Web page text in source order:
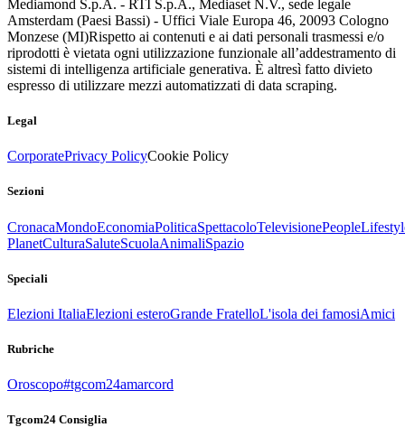
Mediamond S.p.A. - RTI S.p.A., Mediaset N.V., sede legale
Amsterdam (Paesi Bassi) - Uffici Viale Europa 46, 20093 Cologno
Monzese (MI)Rispetto ai contenuti e ai dati personali trasmessi e/o
riprodotti è vietata ogni utilizzazione funzionale all’addestramento di
sistemi di intelligenza artificiale generativa. È altresì fatto divieto
espresso di utilizzare mezzi automatizzati di data scraping.
Legal
CorporatePrivacy PolicyCookie Policy
Sezioni
CronacaMondoEconomiaPoliticaSpettacoloTelevisionePeople
PlanetCulturaSaluteScuolaAnimaliSpazio
Speciali
Elezioni ItaliaElezioni esteroGrande FratelloL'isola dei famosiAmici
Rubriche
Oroscopo#tgcom24amarcord
Tgcom24 Consiglia